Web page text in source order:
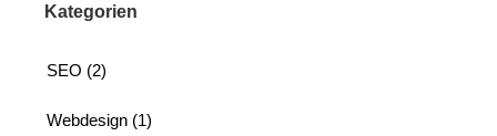
Kategorien
SEO (2)
Webdesign (1)